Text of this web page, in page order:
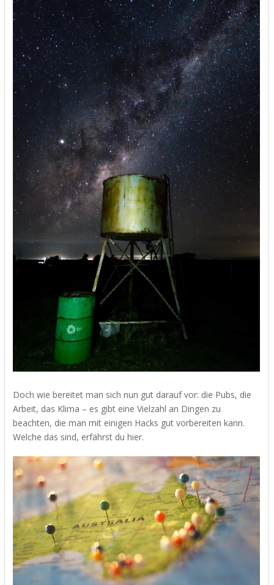
Doch wie bereitet man sich nun gut darauf vor: die Pubs, die
Arbeit, das Klima – es gibt eine Vielzahl an Dingen zu
beachten, die man mit einigen Hacks gut vorbereiten kann.
Welche das sind, erfährst du hier.